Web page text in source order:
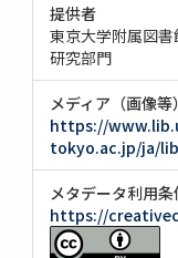
提供者
東京大学附属図
研究部門
メディア（画像
https://
tokyo.ac.jp/ja/
メタデータ利用条
https://